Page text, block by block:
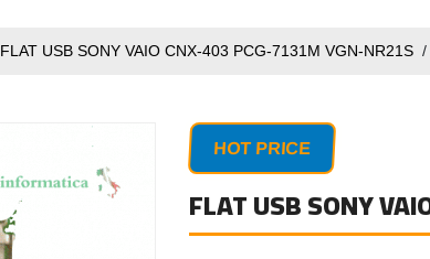
FLAT USB SONY VAIO CNX-403 PCG-7131M VGN-NR21S /
HOT PRICE
FLAT USB SONY